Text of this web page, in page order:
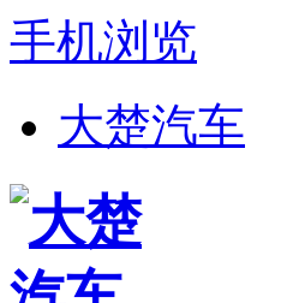
手机浏览
大楚汽车